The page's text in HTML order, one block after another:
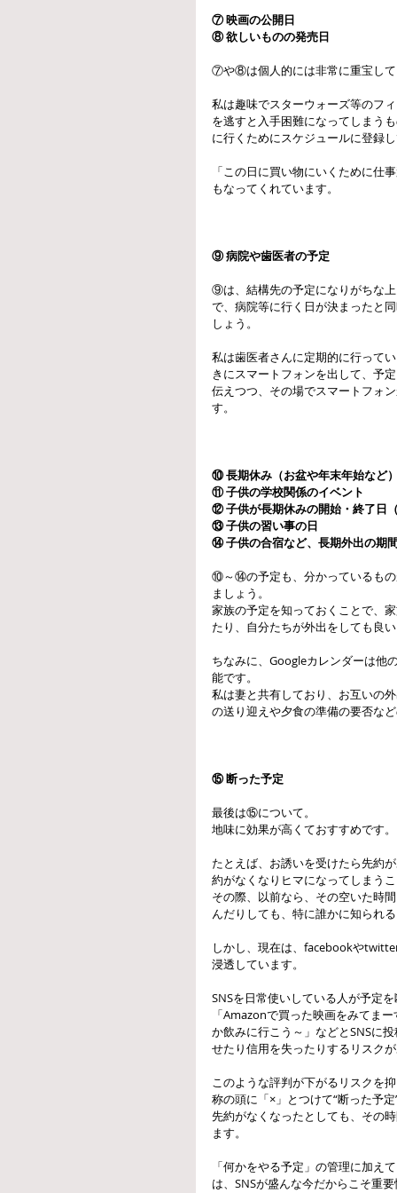
⑦ 映画の公開日
⑧ 欲しいものの発売日
⑦や⑧は個人的には非常に重宝し
私は趣味でスターウォーズ等のフ
を逃すと入手困難になってしまう
に行くためにスケジュールに登録
「この日に買い物にいくために仕
もなってくれています。
⑨ 病院や歯医者の予定
⑨は、結構先の予定になりがちな
で、病院等に行く日が決まったと
しょう。
私は歯医者さんに定期的に行って
きにスマートフォンを出して、予
伝えつつ、その場でスマートフォ
す。
⑩ 長期休み（お盆や年末年始など
⑪ 子供の学校関係のイベント
⑫ 子供が長期休みの開始・終了日
⑬ 子供の習い事の日
⑭ 子供の合宿など、長期外出の期
⑩～⑭の予定も、分かっているも
ましょう。
家族の予定を知っておくことで、
たり、自分たちが外出をしても良
ちなみに、Googleカレンダーは他
能です。
私は妻と共有しており、お互いの
の送り迎えや夕食の準備の要否な
⑮ 断った予定
最後は⑮について。
地味に効果が高くておすすめです。
たとえば、お誘いを受けたら先約
約がなくなりヒマになってしまう
その際、以前なら、その空いた時
んだりしても、特に誰かに知られ
しかし、現在は、facebookや
浸透しています。
SNSを日常使いしている人が予定
「Amazonで買った映画をみてま
か飲みに行こう～」などとSNSに
せたり信用を失ったりするリスク
このような評判が下がるリスクを
称の頭に「×」とつけて“断った予
先約がなくなったとしても、その
ます。
「何かをやる予定」の管理に加え
は、SNSが盛んな今だからこそ重